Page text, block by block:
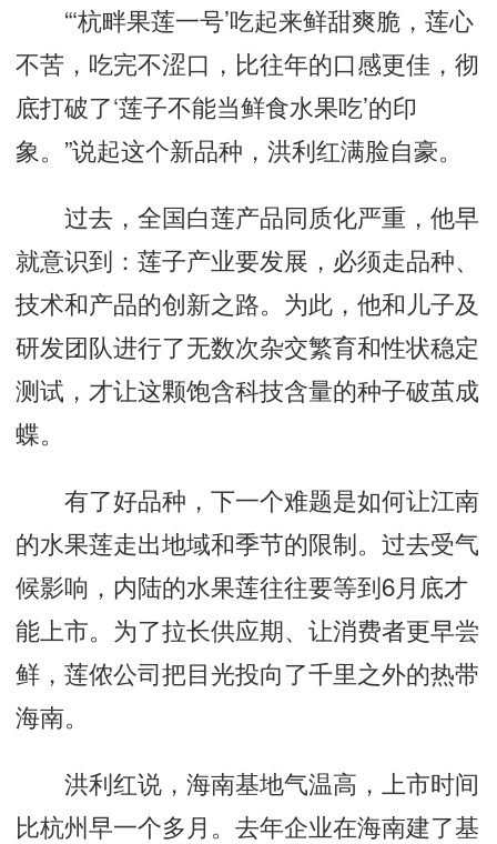
“‘杭畔果莲一号’吃起来鲜甜爽脆，莲心
不苦，吃完不涩口，比往年的口感更佳，彻
底打破了‘莲子不能当鲜食水果吃’的印
象。”说起这个新品种，洪利红满脸自豪。
过去，全国白莲产品同质化严重，他早
就意识到：莲子产业要发展，必须走品种、
技术和产品的创新之路。为此，他和儿子及
研发团队进行了无数次杂交繁育和性状稳定
测试，才让这颗饱含科技含量的种子破茧成
蝶。
有了好品种，下一个难题是如何让江南
的水果莲走出地域和季节的限制。过去受气
候影响，内陆的水果莲往往要等到6月底才
能上市。为了拉长供应期、让消费者更早尝
鲜，莲侬公司把目光投向了千里之外的热带
海南。
洪利红说，海南基地气温高，上市时间
比杭州早一个多月。去年企业在海南建了基